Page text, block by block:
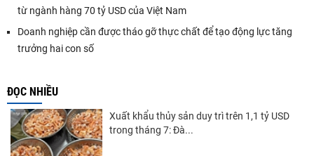
từ ngành hàng 70 tỷ USD của Việt Nam
Doanh nghiệp cần được tháo gỡ thực chất để tạo động lực tăng
trưởng hai con số
ĐỌC NHIỀU
Xuất khẩu thủy sản duy trì trên 1,1 tỷ USD
trong tháng 7: Đà...